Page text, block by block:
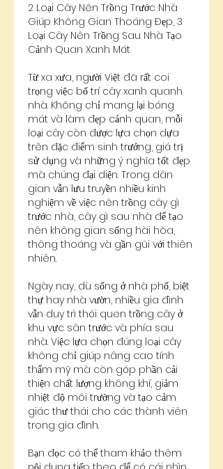
2 Loại Cây Nên Trồng Trước Nhà
Giúp Không Gian Thoáng Đẹp, 3
Loại Cây Nên Trồng Sau Nhà Tạo
Cảnh Quan Xanh Mát
Từ xa xưa, người Việt đã rất coi
trọng việc bố trí cây xanh quanh
nhà. Không chỉ mang lại bóng
mát và làm đẹp cảnh quan, mỗi
loại cây còn được lựa chọn dựa
trên đặc điểm sinh trưởng, giá trị
sử dụng và những ý nghĩa tốt đẹp
mà chúng đại diện. Trong dân
gian vẫn lưu truyền nhiều kinh
nghiệm về việc nên trồng cây gì
trước nhà, cây gì sau nhà để tạo
nên không gian sống hài hòa,
thông thoáng và gần gũi với thiên
nhiên.
Ngày nay, dù sống ở nhà phố, biệt
thự hay nhà vườn, nhiều gia đình
vẫn duy trì thói quen trồng cây ở
khu vực sân trước và phía sau
nhà. Việc lựa chọn đúng loại cây
không chỉ giúp nâng cao tính
thẩm mỹ mà còn góp phần cải
thiện chất lượng không khí, giảm
nhiệt độ môi trường và tạo cảm
giác thư thái cho các thành viên
trong gia đình.
Bạn đọc có thể tham khảo thêm